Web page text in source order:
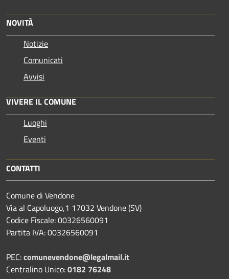
NOVITÀ
Notizie
Comunicati
Avvisi
VIVERE IL COMUNE
Luoghi
Eventi
CONTATTI
Comune di Vendone
Via al Capoluogo,1 17032 Vendone (SV)
Codice Fiscale: 00326560091
Partita IVA: 00326560091
PEC:comunevendone@legalmail.it
Centralino Unico:0182 76248